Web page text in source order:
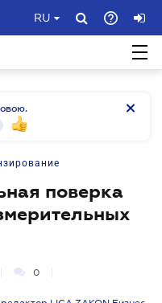
RU
поверка
0